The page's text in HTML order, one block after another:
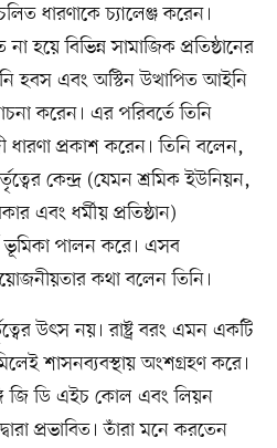
ধারণাকে চ্যালেঞ্জ করেন।
না হয়ে বিভিন্ন সামাজিক প্রতিষ্ঠানের
হবস এবং অস্টিন উত্থাপিত আইনি
করেন। এর পরিবর্তে তিনি
ধারণা প্রকাশ করেন। তিনি বলেন,
কেন্দ্র (যেমন শ্রমিক ইউনিয়ন,
এবং ধর্মীয় প্রতিষ্ঠান)
ভূমিকা পালন করে। এসব
কথা বলেন তিনি।
উৎস নয়। রাষ্ট্র বরং এমন একটি
শাসনব্যবস্থায় অংশগ্রহণ করে।
জি ডি এইচ কোল এবং লিয়ন
প্রভাবিত। তাঁরা মনে করতেন